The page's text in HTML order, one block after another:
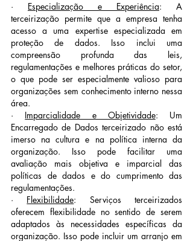
· Especialização e Experiência: A
terceirização permite que a empresa tenha
acesso a uma expertise especializada em
proteção de dados. Isso inclui uma
compreensão profunda das leis,
regulamentações e melhores práticas do setor,
o que pode ser especialmente valioso para
organizações sem conhecimento interno nessa
área.
· Imparcialidade e Objetividade: Um
Encarregado de Dados terceirizado não está
imerso na cultura e na política interna da
organização. Isso pode facilitar uma
avaliação mais objetiva e imparcial das
políticas de dados e do cumprimento das
regulamentações.
· Flexibilidade: Serviços terceirizados
oferecem flexibilidade no sentido de serem
adaptados às necessidades específicas da
organização. Isso pode incluir um arranjo em